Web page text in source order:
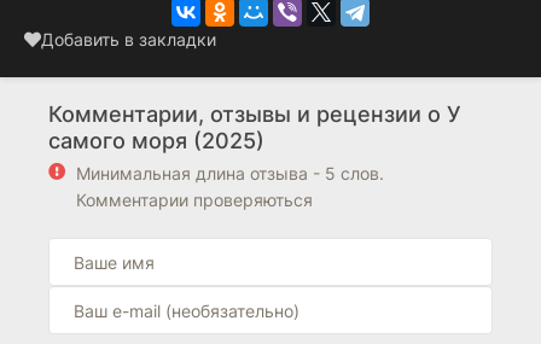
Добавить в закладки
Комментарии, отзывы и рецензии о У
самого моря (2025)
Минимальная длина отзыва - 5 слов.
Комментарии проверяються